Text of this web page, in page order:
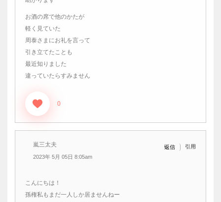
お酒の席で他のかたが
軽く見ていた
周泰さまにお礼を言って
引き立てたことも
最近知りました
違っていたらすみません
0
嵐三太夫
2023年 5月 05日 8:05am
返信 引用
こんにちは！
孫権私もまだ一人しか居ませんねー